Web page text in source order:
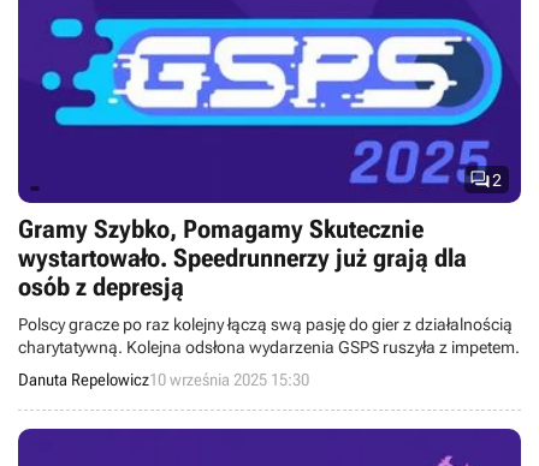
2
Gramy Szybko, Pomagamy Skutecznie
wystartowało. Speedrunnerzy już grają dla
osób z depresją
Polscy gracze po raz kolejny łączą swą pasję do gier z działalnością
charytatywną. Kolejna odsłona wydarzenia GSPS ruszyła z impetem.
Danuta Repelowicz10 września 2025 15:30